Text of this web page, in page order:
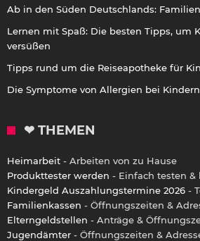
Ab in den Süden Deutschlands:
Lernen mit Spaß: Die besten Tipps, um
versüßen
Tipps rund um die Reiseapotheke für
Die Symptome von Allergien bei Kindern
❤ THEMEN
Heimarbeit - Arbeiten von zu Hause
Produkttester werden - Einfach testen &
Kindergeld Auszahlungstermine 2026 -
Familienkassen - Öffnungszeiten &
Elterngeldstellen - Anträge &
Jugendämter - Öffnungszeiten &